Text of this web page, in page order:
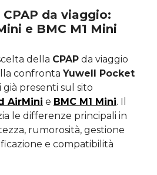
da viaggio:
e BMC M1 Mini
della CPAP da viaggio
confronta Yuwell Pocket
presenti sul sito
AirMini e BMC M1 Mini. Il
le differenze principali in
rumorosità, gestione
e compatibilità